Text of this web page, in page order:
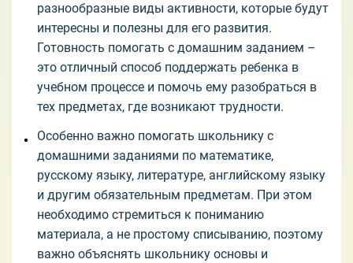
разнообразные виды активности, которые будут
интересны и полезны для его развития.
Готовность помогать с домашним заданием –
это отличный способ поддержать ребенка в
учебном процессе и помочь ему разобраться в
тех предметах, где возникают трудности.
Особенно важно помогать школьнику с
домашними заданиями по математике,
русскому языку, литературе, английскому языку
и другим обязательным предметам. При этом
необходимо стремиться к пониманию
материала, а не простому списыванию, поэтому
важно объяснять школьнику основы и